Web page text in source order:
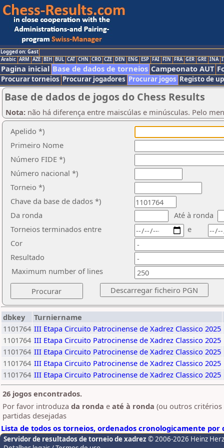
Logged on: Gast
Arabic ARM AZE BIH BUL CAT CHN CRO CZE DEN ENG ESP FAI FIN FRA GER GRE INA
Pagina inicial Base de dados de torneios Campeonato AUT
Procurar torneios Procurar jogadores Procurar jogos Registo de
Base de dados de jogos do Chess Results
Nota: não há diferença entre maiscúlas e minúsculas. Pelo
Apelido *)
Primeiro Nome
Número FIDE *)
Número nacional *)
Torneio *)
Chave da base de dados *)
Da ronda
Até à ronda
Torneios terminados entre
Cor
Resultado
e
Maximum number of lines
dbkey
Turniername
1101764 III Etapa Circuito Patrocinense de Xadrez Classico 2025
1101764 III Etapa Circuito Patrocinense de Xadrez Classico 2025
1101764 III Etapa Circuito Patrocinense de Xadrez Classico 2025
1101764 III Etapa Circuito Patrocinense de Xadrez Classico 2025
1101764 III Etapa Circuito Patrocinense de Xadrez Classico 2025
26 jogos encontrados.
Por favor introduza da ronda e até à ronda (ou outros critérios
partidas desejadas
Lista de todos os torneios, ordenados cronologicamente por
Servidor de resultados de torneio de xadrez © 2006-2026 Heinz